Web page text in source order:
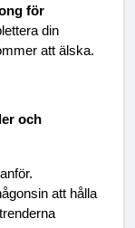
för
din
att älska.
och
att hålla